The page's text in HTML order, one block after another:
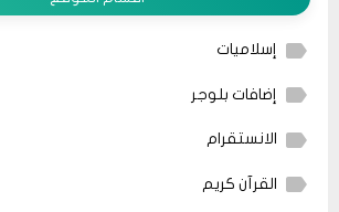
إسلاميات
إضافات بلوجر
الانستقرام
القرآن كريم